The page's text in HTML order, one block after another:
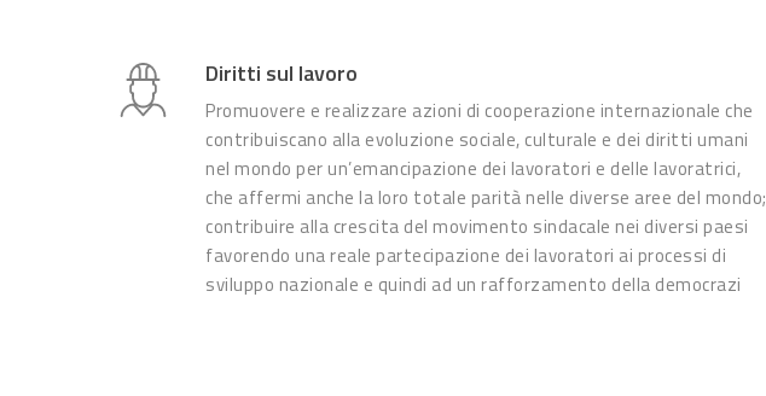
Diritti sul lavoro
Promuovere e realizzare azioni di cooperazione internazionale che
contribuiscano alla evoluzione sociale, culturale e dei diritti umani
nel mondo per un’emancipazione dei lavoratori e delle lavoratrici,
che affermi anche la loro totale parità nelle diverse aree del mondo;
contribuire alla crescita del movimento sindacale nei diversi paesi
favorendo una reale partecipazione dei lavoratori ai processi di
sviluppo nazionale e quindi ad un rafforzamento della democrazi